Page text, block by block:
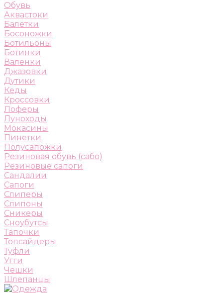
Обувь
Аквастоки
Балетки
Босоножки
Ботильоны
Ботинки
Валенки
Джазовки
Дутики
Кеды
Кроссовки
Лоферы
Луноходы
Мокасины
Пинетки
Полусапожки
Резиновая обувь (сабо)
Резиновые сапоги
Сандалии
Сапоги
Слиперы
Слипоны
Сникеры
Сноубутсы
Тапочки
Топсайдеры
Туфли
Угги
Чешки
Шлепанцы